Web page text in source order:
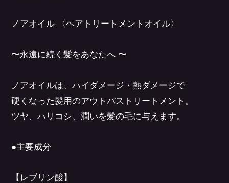
ノアオイル 〈ヘアトリートメントオイル〉
〜永遠に続く髪をあなたへ 〜
ノアオイルは、ハイダメージ・熱ダメージで
硬くなった髪用のアウトバストリートメント。
ツヤ、ハリコシ、潤いを髪の毛に与えます。
●主要成分
【レブリン酸】